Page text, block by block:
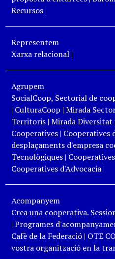
Recursos|
Representem
Xarxa relacional|
Agrupem
SocialCoop, Sectorial de
| CulturaCoop | Mirada
Territoris| Mirada
Cooperatives| Cooperatives
desplaçaments d'empresa
Tecnològiques|
Cooperatives d'Advocacia|
Acompanyem
Crea una cooperativa.
| Programes
Cafè de la Federació| OTE
vostra organització en la